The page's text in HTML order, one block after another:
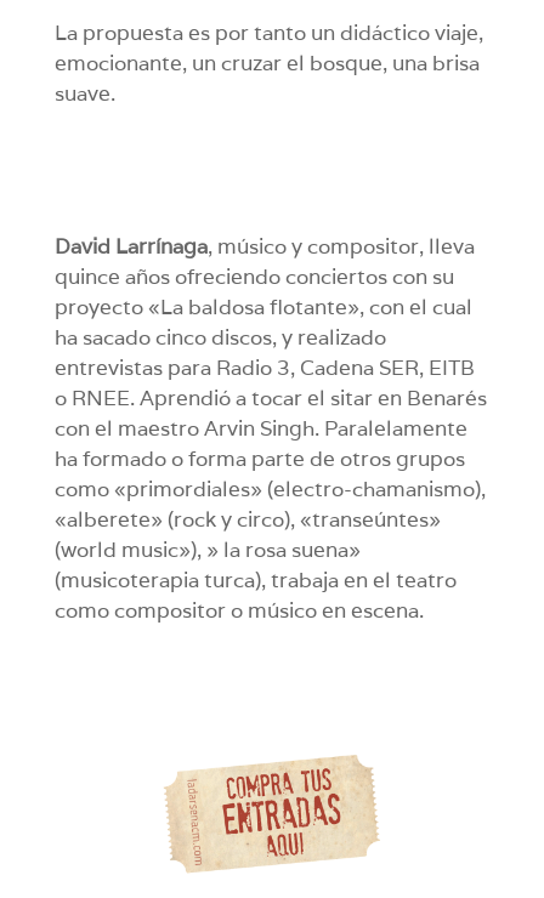
La propuesta es por tanto un didáctico viaje,
emocionante, un cruzar el bosque, una brisa
suave.
David Larrínaga, músico y compositor, lleva
quince años ofreciendo conciertos con su
proyecto «La baldosa flotante», con el cual
ha sacado cinco discos, y realizado
entrevistas para Radio 3, Cadena SER, EITB
o RNEE. Aprendió a tocar el sitar en Benarés
con el maestro Arvin Singh. Paralelamente
ha formado o forma parte de otros grupos
como «primordiales» (electro-chamanismo),
«alberete» (rock y circo), «transeúntes»
(world music»), » la rosa suena»
(musicoterapia turca), trabaja en el teatro
como compositor o músico en escena.